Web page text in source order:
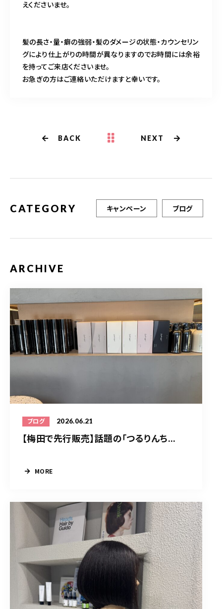
えくださいませ。
髪の長さ・量・癖の強弱・髪のダメージの状態・カウンセリン
グにより仕上がりの時間が異なりますのでお時間には余裕
を持ってご来店くださいませ。
お急ぎの方はご連絡いただけますと幸いです。
BACK NEXT
CATEGORY キャンペーン ブログ
ARCHIVE
ブログ 2026.06.21
【梅田で先行販売】話題の「つるりんち...
MORE